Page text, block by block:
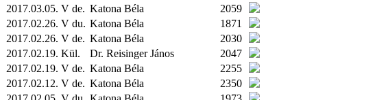
2017.03.05. V de. Katona Béla
2059
2017.02.26. V du. Katona Béla
1871
2017.02.26. V de. Katona Béla
2030
2017.02.19. Kül. Dr. Reisinger János
2047
2017.02.19. V de. Katona Béla
2255
2017.02.12. V de. Katona Béla
2350